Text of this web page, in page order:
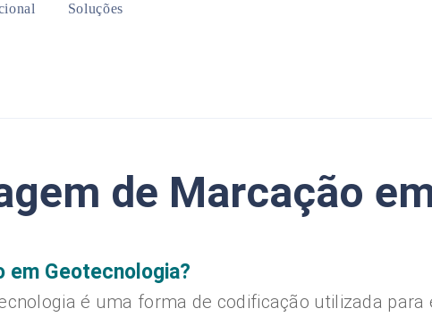
Soluções
de Marcação
em Geotecnologia?
é uma forma de codificação utilizada